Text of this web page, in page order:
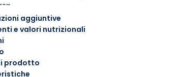
gustare:Non necessitano di cottura; basta
ancora più gustosa, prova a riscaldare i
Aggiungi una spolverata di zucchero a velo o
zucchero perlato (16%)
aggiuntive
e valori nutrizionali
prodotto